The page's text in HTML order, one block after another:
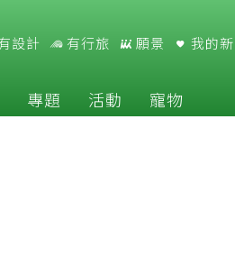
設計 有行旅 願景 我的
專題 活動 寵物